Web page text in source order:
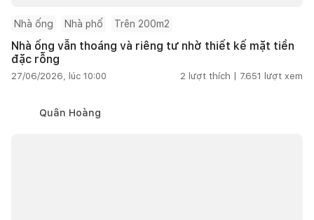
Nhà ống Nhà phố Trên 200m2
Nhà ống vẫn thoáng và riêng tư nhờ thiết kế mặt tiền
đặc rỗng
27/06/2026, lúc 10:00 2 lượt thích | 7.651 lượt xem
Quân Hoàng